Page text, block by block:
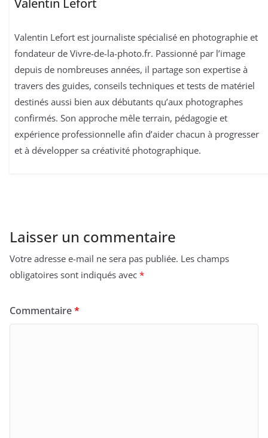
Valentin Lefort
Valentin Lefort est journaliste spécialisé en photographie et
fondateur de Vivre-de-la-photo.fr. Passionné par l’image
depuis de nombreuses années, il partage son expertise à
travers des guides, conseils techniques et tests de matériel
destinés aussi bien aux débutants qu’aux photographes
confirmés. Son approche mêle terrain, pédagogie et
expérience professionnelle afin d’aider chacun à progresser
et à développer sa créativité photographique.
Laisser un commentaire
Votre adresse e-mail ne sera pas publiée. Les champs
obligatoires sont indiqués avec *
Commentaire*